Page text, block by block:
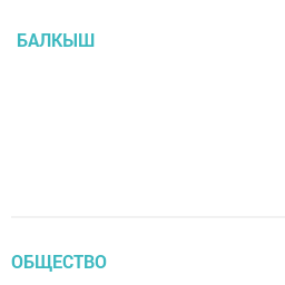
БАЛКЫШ
ОБЩЕСТВО